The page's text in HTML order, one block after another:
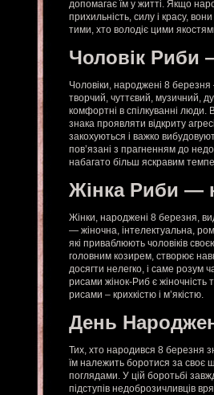
допомагає їм у житті. Якщо
прихильність, силу і красу,
тими, хто володіє цими
Чоловік Риби
Чоловіки, народжені 8
творчий, чуттєвий, музичний,
комфортні в спілкуванні люди.
знака проявляти відкриту
закохуються і важко
пов’язані з прагненням до
набагато більш яскравим
Жінка Риби —
Жінки, народжені 8 березня,
— жіночна, інтелектуальна,
які приваблюють чоловіків
головним козирем, створює
досягти нелегко, і саме розум
рисами жінок-Риб є
рисами – крихкістю і м’якістю.
День
Тих, хто народився 8 березня
їм належить боротися за своє
поглядами. У цій боротьбі
підступів недоброзичливців